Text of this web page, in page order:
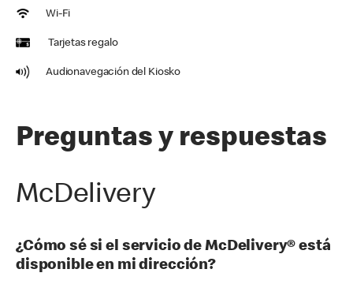
Wi-Fi
Tarjetas regalo
Audionavegación del Kiosko
Preguntas y respuestas
McDelivery
¿Cómo sé si el servicio de McDelivery® está
disponible en mi dirección?